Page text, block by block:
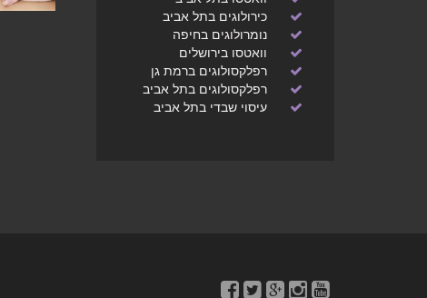
כירולוגים בתל אביב
נומרולוגים בחיפה
וואטסו בירושלים
רפלקסולוגים ברמת גן
רפלקסולוגים בתל אביב
עיסוי שבדי בתל אביב